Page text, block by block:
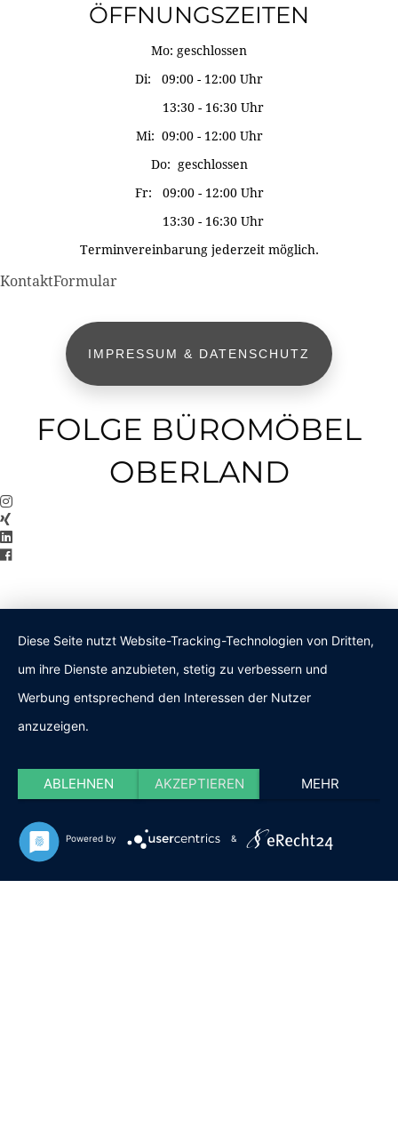
ÖFFNUNGSZEITEN
Mo: geschlossen
Di: 09:00 - 12:00 Uhr
13:30 - 16:30 Uhr
Mi: 09:00 - 12:00 Uhr
Do: geschlossen
Fr: 09:00 - 12:00 Uhr
13:30 - 16:30 Uhr
Terminvereinbarung jederzeit möglich.
KontaktFormular
IMPRESSUM & DATENSCHUTZ
FOLGE BÜROMÖBEL
OBERLAND
Diese Seite nutzt Website-Tracking-Technologien von Dritten,
um ihre Dienste anzubieten, stetig zu verbessern und
Werbung entsprechend den Interessen der Nutzer
anzuzeigen.
ABLEHNEN AKZEPTIEREN MEHR
Powered by &